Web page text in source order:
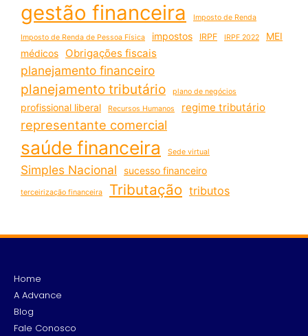
gestão financeira Imposto de Renda
Imposto de Renda de Pessoa Física impostos IRPF IRPF 2022
MEI
médicos
Obrigações fiscais
planejamento financeiro
planejamento tributário plano de negócios
profissional liberal Recursos Humanos regime tributário
representante comercial
saúde financeira Sede virtual
Simples Nacional sucesso financeiro
terceirização financeira Tributação tributos
Home
A Advance
Blog
Fale Conosco